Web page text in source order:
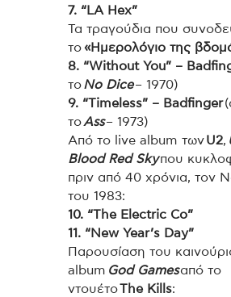
7. “LA Hex”
Τα τραγούδια που
το«Ημερολόγιο της
8. “Without You” –
τοNo Dice– 1970)
9. “Timeless” – Badfinger
τοAss– 1973)
Από το live album τωνU2,
Blood Red Skyπου
πριν από 40 χρόνια, τον
του 1983:
10. “The Electric Co”
11. “New Year’s Day”
Παρουσίαση του
album God Gamesαπό το
ντουέτοThe Kills: